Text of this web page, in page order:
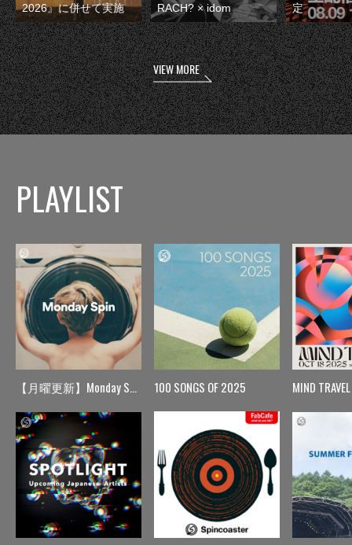
2026』に併せて実施
RACH? × idom
定
VIEW MORE
PLAYLIST
【月曜更新】Monday Spin 100 SONGS OF 2025 MIND TRAVEL